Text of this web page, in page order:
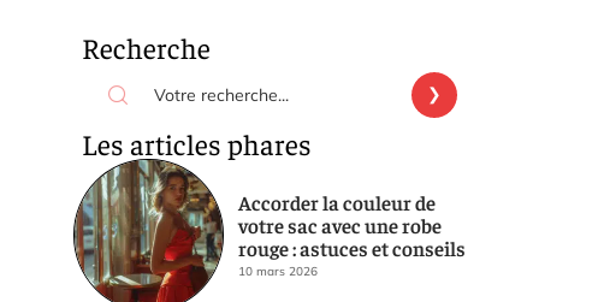
Recherche
Les articles phares
Accorder la couleur de
votre sac avec une robe
rouge : astuces et conseils
10 mars 2026